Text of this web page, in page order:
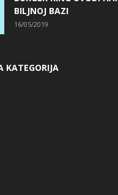
BILJNOJ BAZI
16/05/2019
KATEGORIJA